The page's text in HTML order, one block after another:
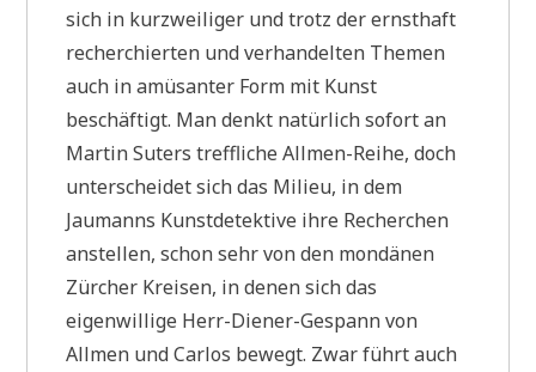
sich in kurzweiliger und trotz der ernsthaft
recherchierten und verhandelten Themen
auch in amüsanter Form mit Kunst
beschäftigt. Man denkt natürlich sofort an
Martin Suters treffliche Allmen-Reihe, doch
unterscheidet sich das Milieu, in dem
Jaumanns Kunstdetektive ihre Recherchen
anstellen, schon sehr von den mondänen
Zürcher Kreisen, in denen sich das
eigenwillige Herr-Diener-Gespann von
Allmen und Carlos bewegt. Zwar führt auch